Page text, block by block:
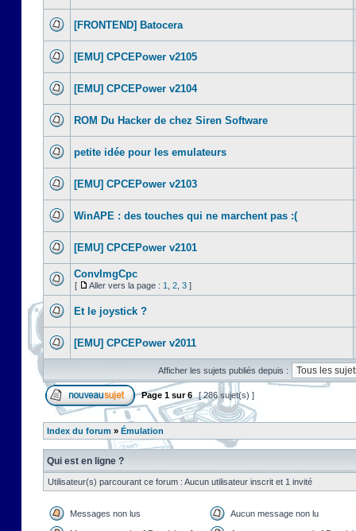
[FRONTEND] Batocera
[EMU] CPCEPower v2105
[EMU] CPCEPower v2104
ROM Du Hacker de chez Siren Software
petite idée pour les emulateurs
[EMU] CPCEPower v2103
WinAPE : des touches qui ne marchent pas :(
[EMU] CPCEPower v2101
ConvImgCpc
[ Aller vers la page : 1 2 3 ]
Et le joystick ?
[EMU] CPCEPower v2011
Afficher les sujets publiés depuis :
Page 1 sur6 [ 286 sujet(s) ]
Index du forum » Émulation
Qui est en ligne ?
Utilisateur(s) parcourant ce forum : Aucun utilisateur inscrit et 1 invité
Messages non lus Aucun message non lu